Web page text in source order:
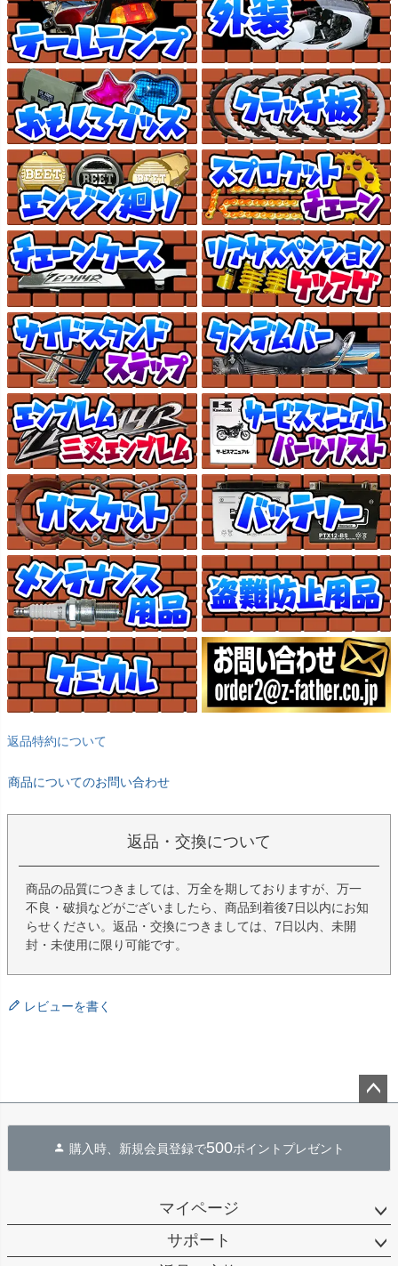
返品特約について
商品についてのお問い合わせ
返品・交換について
商品の品質につきましては、万全を期しておりますが、万一
不良・破損などがございましたら、商品到着後7日以内にお知
らせください。返品・交換につきましては、7日以内、未開
封・未使用に限り可能です。
レビューを書く
へ
購入時、新規会員登録で500ポイントプレゼント
マイページ
サポート